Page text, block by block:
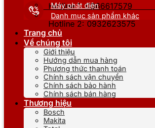
Hotline 1: 0866617579
Hotline 2: 0932623575
Máy phát điện
Danh mục sản phẩm khác
Trang chủ
Về chúng tôi
Giới thiệu
Hướng dẫn mua hàng
Phương thức thanh toán
Chính sách vận chuyển
Chính sách bảo hành
Chính sách bán hàng
Thương hiệu
Bosch
Makita